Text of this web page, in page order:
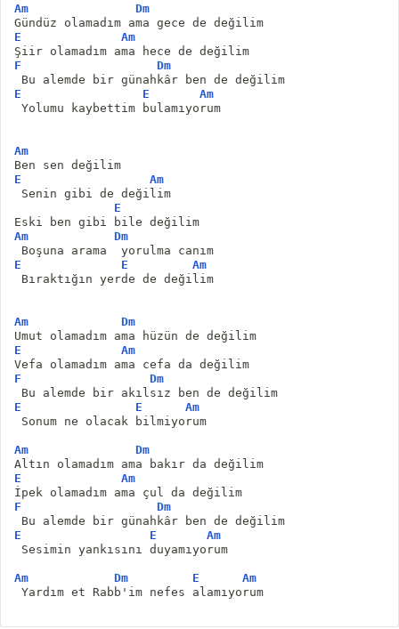
Am
Dm
Gündüz olamadım ama gece de değilim
E
Am
Şiir olamadım ama hece de değilim
F
Dm
Bu alemde bir günahkâr ben de değilim
E
E
Am
Yolumu kaybettim bulamıyorum
Am
Ben sen değilim
E
Am
Senin gibi de değilim
E
Eski ben gibi bile değilim
Am
Dm
Boşuna arama  yorulma canım
E
E
Am
Bıraktığın yerde de değilim
Am
Dm
Umut olamadım ama hüzün de değilim
E
Am
Vefa olamadım ama cefa da değilim
F
Dm
Bu alemde bir akılsız ben de değilim
E
E
Am
Sonum ne olacak bilmiyorum
Am
Dm
Altın olamadım ama bakır da değilim
E
Am
İpek olamadım ama çul da değilim
F
Dm
Bu alemde bir günahkâr ben de değilim
E
E
Am
Sesimin yankısını duyamıyorum
Am Dm E
Am
Yardım et Rabb'im nefes alamıyorum